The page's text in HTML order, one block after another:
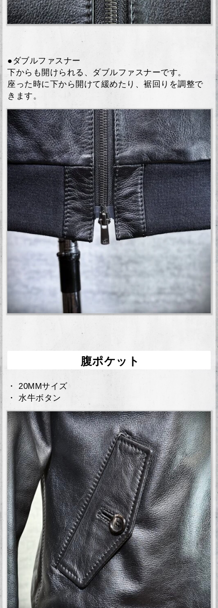
●ダブルファスナー
下からも開けられる、ダブルファスナーです。
座った時に下から開けて緩めたり、裾回りを調整で
きます。
腹ポケット
・ 20MMサイズ
・ 水牛ボタン